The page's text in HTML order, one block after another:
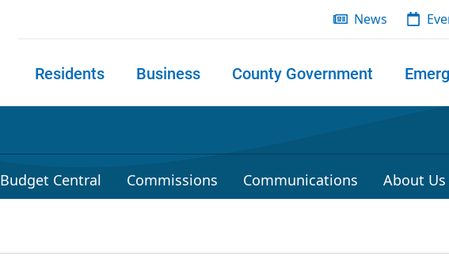
News
Residents Business County Government
Budget Central Commissions Communications About Us